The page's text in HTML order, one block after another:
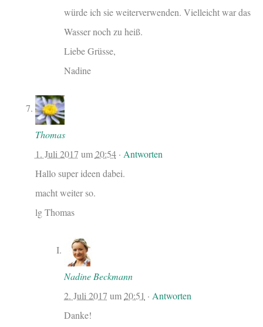
würde ich sie weiterverwenden. Vielleicht war das
Wasser noch zu heiß.
Liebe Grüsse,
Nadine
Thomas
1. Juli 2017 um20:54· Antworten
Hallo super ideen dabei.
macht weiter so.
lg Thomas
Nadine Beckmann
2. Juli 2017 um20:51 · Antworten
Danke!